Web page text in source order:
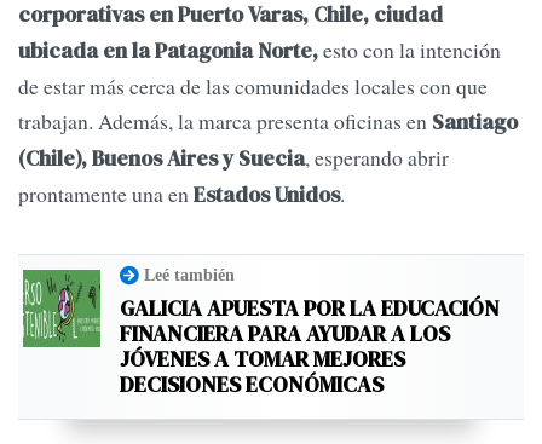
corporativas en Puerto Varas, Chile, ciudad
ubicada en la Patagonia Norte,esto con la intención
de estar más cerca de las comunidades locales con que
trabajan. Además, la marca presenta oficinas en Santiago
(Chile), Buenos Aires y Suecia, esperando abrir
prontamente una enEstados Unidos.
Leé también
GALICIA APUESTA POR LA EDUCACIÓN
FINANCIERA PARA AYUDAR A LOS
JÓVENES A TOMAR MEJORES
DECISIONES ECONÓMICAS